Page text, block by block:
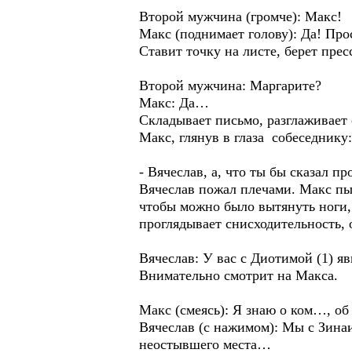
Второй мужчина (громче): Макс!
Макс (поднимает голову): Да!
Ставит точку на листе, берет
Второй мужчина: Маргарите?
Макс: Да…
Складывает письмо,
Макс, глянув в глаза собеседнику:
- Вячеслав, а, что ты бы сказал
Вячеслав пожал плечами. Макс
чтобы можно было вытянуть ноги,
проглядывает
Вячеслав: У вас с Диотимой (1)
Внимательно смотрит на Макса.
Макс (смеясь): Я знаю о ком…, об
Вячеслав (с нажимом): Мы с
неостывшего места…